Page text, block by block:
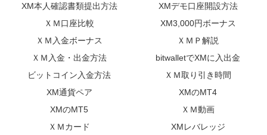
XM本人確認書類提出方法
XMデモ口座開設方法
ＸＭ口座比較
XM3,000円ボーナス
ＸＭ入金ボーナス
ＸＭＰ解説
ＸＭ入金・出金方法
bitwalletでXMに入出金
ビットコイン入金方法
ＸＭ取り引き時間
XM通貨ペア
XMのMT4
XMのMT5
ＸＭ動画
ＸＭカード
XMレバレッジ